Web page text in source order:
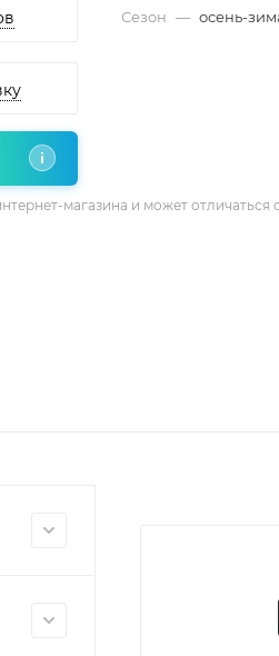
i
Сезон — осень-
магазина и может отличаться